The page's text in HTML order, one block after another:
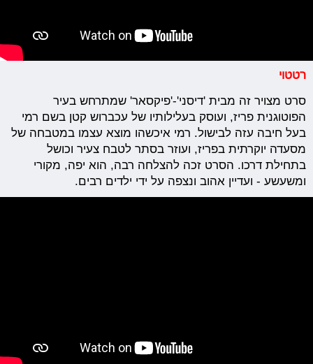
רטטוי
סרט מצויר זה מבית 'דיסני'-'פיקסאר' שמתרחש בעיר
הפוטוגנית פריז, ועוסק בעלילותיו של עכברוש קטן בשם רמי
בעל חיבה עזה לבישול. רמי איכשהו מוצא עצמו במטבחה של
מסעדה יוקרתית בפריז, ועוזר בסתר לטבח צעיר וכושל
בתחילת דרכו. הסרט זכה להצלחה רבה, הוא יפה, מקורי
ומשעשע - ועדיין אהוב ונצפה על ידי ילדים רבים.